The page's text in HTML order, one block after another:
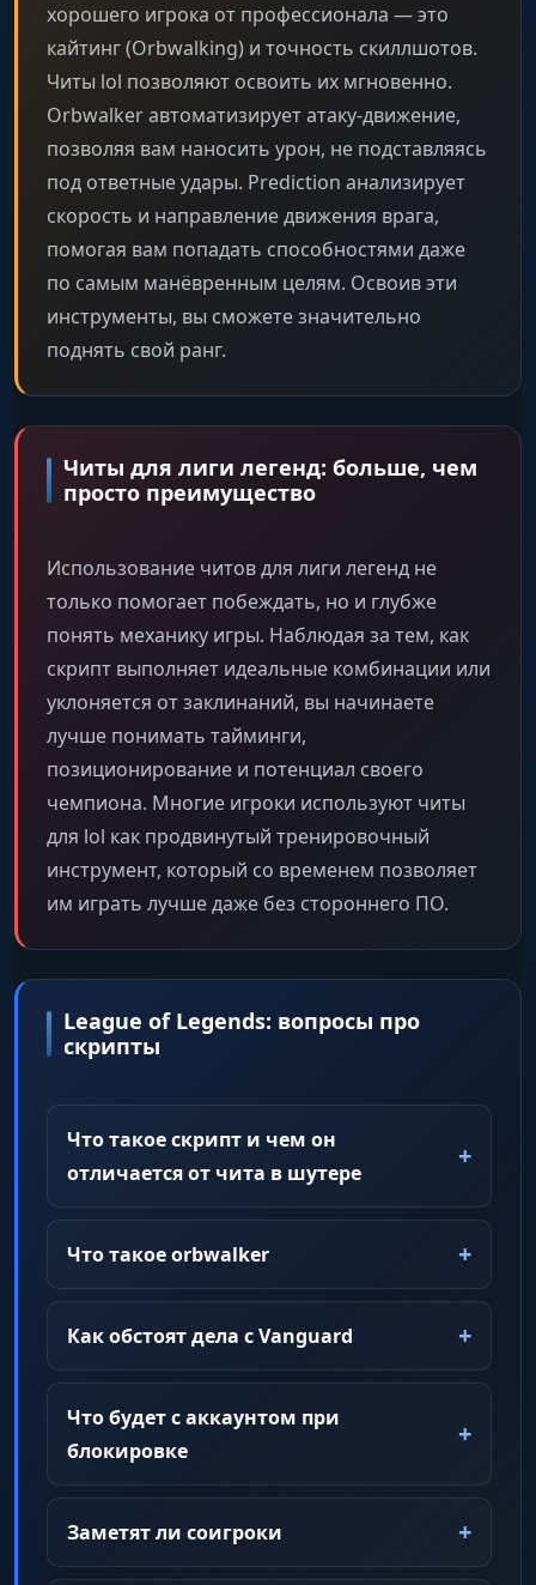
хорошего игрока от профессионала — это
кайтинг (Orbwalking) и точность скиллшотов.
Читы lol позволяют освоить их мгновенно.
Orbwalker автоматизирует атаку-движение,
позволяя вам наносить урон, не подставляясь
под ответные удары. Prediction анализирует
скорость и направление движения врага,
помогая вам попадать способностями даже
по самым манёвренным целям. Освоив эти
инструменты, вы сможете значительно
поднять свой ранг.
Читы для лиги легенд: больше, чем
просто преимущество
Использование читов для лиги легенд не
только помогает побеждать, но и глубже
понять механику игры. Наблюдая за тем, как
скрипт выполняет идеальные комбинации или
уклоняется от заклинаний, вы начинаете
лучше понимать тайминги,
позиционирование и потенциал своего
чемпиона. Многие игроки используют читы
для lol как продвинутый тренировочный
инструмент, который со временем позволяет
им играть лучше даже без стороннего ПО.
League of Legends: вопросы про
скрипты
Что такое скрипт и чем он
отличается от чита в шутере
Что такое orbwalker
Как обстоят дела с Vanguard
Что будет с аккаунтом при
блокировке
Заметят ли соигроки